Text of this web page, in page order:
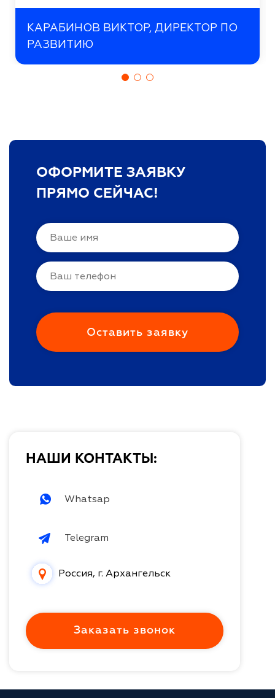
КАРАБИНОВ ВИКТОР, ДИРЕКТОР ПО
РАЗВИТИЮ
ОФОРМИТЕ ЗАЯВКУ
ПРЯМО СЕЙЧАС!
НАШИ КОНТАКТЫ:
Whatsap
Telegram
Россия, г. Архангельск
Заказать звонок